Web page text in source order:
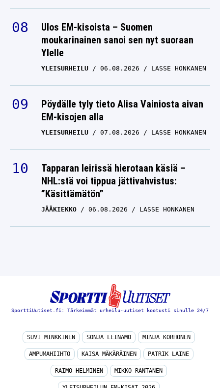
Ulos EM-kisoista – Suomen
moukarinainen sanoi sen nyt suoraan
Ylelle
YLEISURHEILU 06.08.2026 LASSE HONKANEN
Pöydälle tyly tieto Alisa Vainiosta aivan
EM-kisojen alla
YLEISURHEILU 07.08.2026 LASSE HONKANEN
Tapparan leirissä hierotaan käsiä –
NHL:stä voi tippua jättivahvistus:
”Käsittämätön”
JÄÄKIEKKO 06.08.2026 LASSE HONKANEN
SporttiUutiset.fi: Tärkeimmät urheilu-uutiset kootusti sinulle 24/7
SUVI MINKKINEN SONJA LEINAMO MINJA KORHONEN
AMPUMAHIIHTO KAISA MÄKÄRÄINEN PATRIK LAINE
RAIMO HELMINEN MIKKO RANTANEN